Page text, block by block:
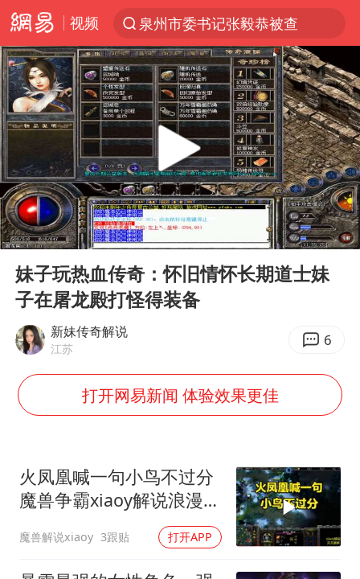
视频
泉州市委书记张毅恭被查
“电影+”如何激发千亿级消费新活力？
国乒男单横滨冠军赛全军覆没
U17国足三连胜晋级明日之星半决赛
东航：国内客票提前14天免费退改
日本试射“战斧”导弹，国防部回应
四川宜宾市高县4.9级地震致1人死亡
台风白海豚中心风力增强
百花奖开幕式
“新疆阿勒泰八月能滑雪”不实
我国外贸延续良好增长态势
今日立秋你咬秋了吗
“今天得有40℃了吧 为啥还不预警”
立秋养生千万避开六大误区
河南：推进人事招录等领域问题整治
Play
00:00 02:55
妹子玩热血传奇：怀旧情怀长期道士妹
子在屠龙殿打怪得装备
新妹传奇解说
江苏 6
打开网易新闻 体验效果更佳
火凤凰喊一句小鸟不过分
魔兽争霸xiaoy解说浪漫
魔兽解说xiaoy 3跟贴 打开APP